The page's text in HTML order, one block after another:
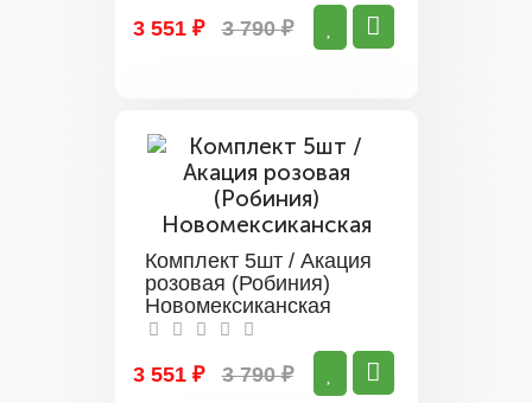
3 551 ₽ 3 790 ₽
Комплект 5шт / Акация
розовая (Робиния)
Новомексиканская
3 551 ₽ 3 790 ₽